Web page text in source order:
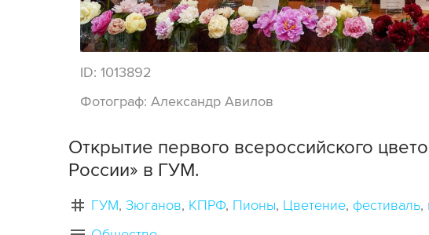
ID: 1013892
Фотограф: Александр Авилов
Открытие первого всероссийского
России» в ГУМ.
ГУМ Зюганов КПРФ Пионы Цветение фестиваль